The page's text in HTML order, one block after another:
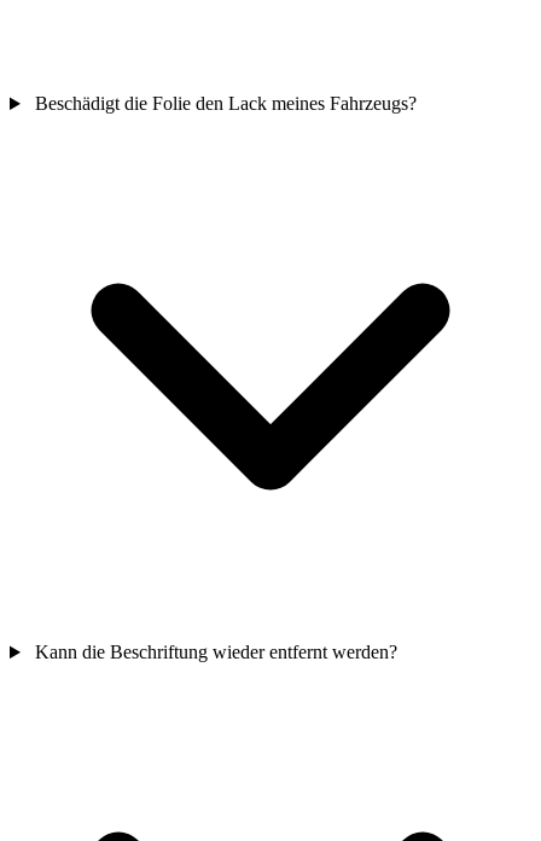
Beschädigt die Folie den Lack meines Fahrzeugs?
Kann die Beschriftung wieder entfernt werden?